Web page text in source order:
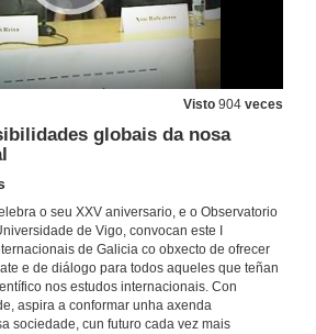
Visto 904 veces
globais da nosa
o seu XXV aniversario, e o Observatorio
de Vigo, convocan este I
de Galicia co obxecto de ofrecer
e de diálogo para todos aqueles que teñan
nos estudos internacionais. Con
aspira a conformar unha axenda
sociedade, cun futuro cada vez mais
Rolda de Preguntas
29 de xuño de 2016
Avances e retos nunha economía internacionalizada
Intervención de Manuel González López
Avances e retos nunha economía internacionalizada
Rolda de Preguntas
29 de xuño de 2016
Activos nunha paradiplomacia en rede
Intervención de Teresa Moure